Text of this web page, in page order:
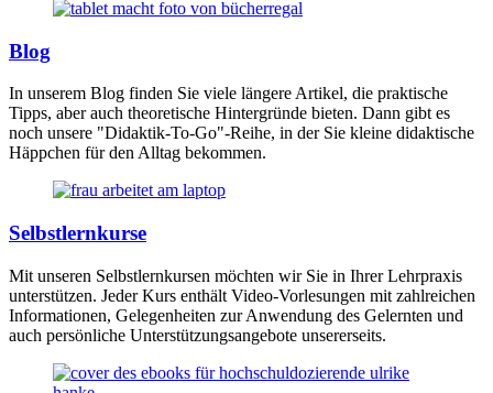
Blog
In unserem Blog finden Sie viele längere Artikel, die praktische
Tipps, aber auch theoretische Hintergründe bieten. Dann gibt es
noch unsere "Didaktik-To-Go"-Reihe, in der Sie kleine didaktische
Häppchen für den Alltag bekommen.
Selbstlernkurse
Mit unseren Selbstlernkursen möchten wir Sie in Ihrer Lehrpraxis
unterstützen. Jeder Kurs enthält Video-Vorlesungen mit zahlreichen
Informationen, Gelegenheiten zur Anwendung des Gelernten und
auch persönliche Unterstützungsangebote unsererseits.